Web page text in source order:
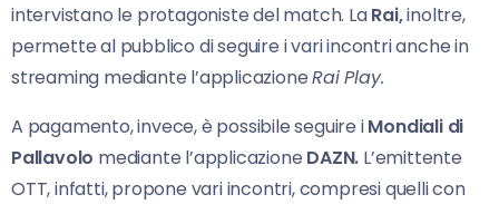
intervistano le protagoniste del match. LaRai,inoltre,
permette al pubblico di seguire i vari incontri anche in
streaming mediante l’applicazioneRai Play.
A pagamento, invece, è possibile seguire iMondiali di
Pallavolo mediante l’applicazione DAZN. L’emittente
OTT, infatti, propone vari incontri, compresi quelli con